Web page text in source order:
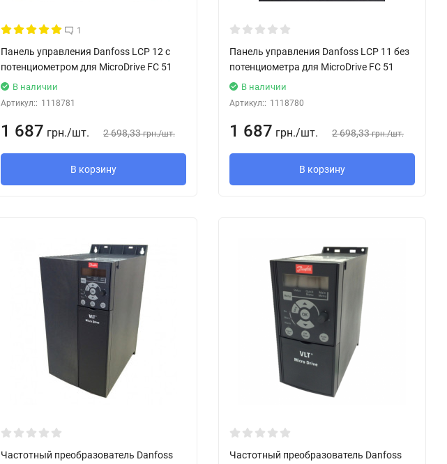
1
Панель управления Danfoss LCP 12 с
потенциометром для MicroDrive FC 51
В наличии
Артикул:: 1118781
1 687 грн./шт. 2 698,33 грн./шт.
В корзину
Панель управления Danfoss LCP 11 без
потенциометра для MicroDrive FC 51
В наличии
Артикул:: 1118780
1 687 грн./шт. 2 698,33 грн./шт.
В корзину
Частотный преобразователь Danfoss
Частотный преобразователь Danfoss